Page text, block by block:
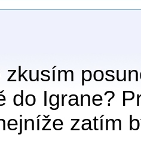
zkusím
do Igrane?
zatím